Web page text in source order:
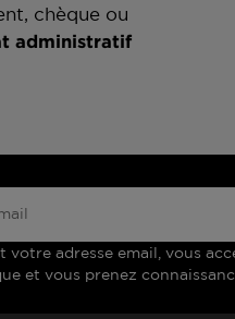
chèque ou
administratif
votre adresse email, vous
et vous prenez